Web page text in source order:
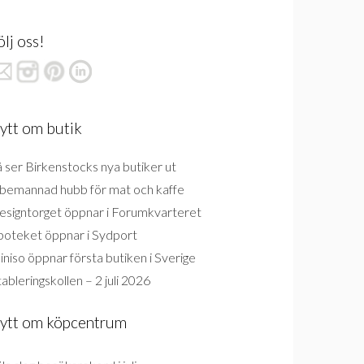
oss!
om butik
ser Birkenstocks nya butiker ut
hubb för mat och kaffe
öppnar i Forumkvarteret
öppnar i Sydport
öppnar första butiken i Sverige
– 2 juli 2026
om köpcentrum